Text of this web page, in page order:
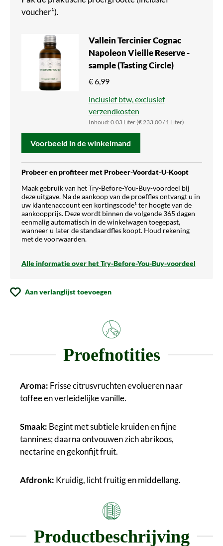
voucher¹).
Vallein Tercinier Cognac
Napoleon Vieille Reserve -
sample (Tasting Circle)
€ 6,99
inclusief btw, exclusief
verzendkosten
Inhoud: 0.03 Liter(€ 233,00 / 1 Liter)
Voorbeeld in de winkelmand
Probeer en profiteer met Probeer-Voordat-U-Koopt
Maak gebruik van het Try-Before-You-Buy-voordeel bij
deze uitgave. Na de aankoop van de proeffles ontvangt u in
uw klantenaccount een kortingscode¹ ter hoogte van de
aankoopprijs. Deze wordt binnen de volgende 365 dagen
eenmalig automatisch in de winkelwagen toegepast,
wanneer u later de standaardfles koopt. Houd rekening
met de voorwaarden.
Alle informatie over het Try-Before-You-Buy-voordeel
Aan verlanglijst toevoegen
Proefnotities
Aroma: Frisse citrusvruchten evolueren naar
toffee en verleidelijke vanille.
Smaak: Begint met subtiele kruiden en fijne
tannines; daarna ontvouwen zich abrikoos,
nectarine en gekonfijt fruit.
Afdronk: Kruidig, licht fruitig en middellang.
Productbeschrijving